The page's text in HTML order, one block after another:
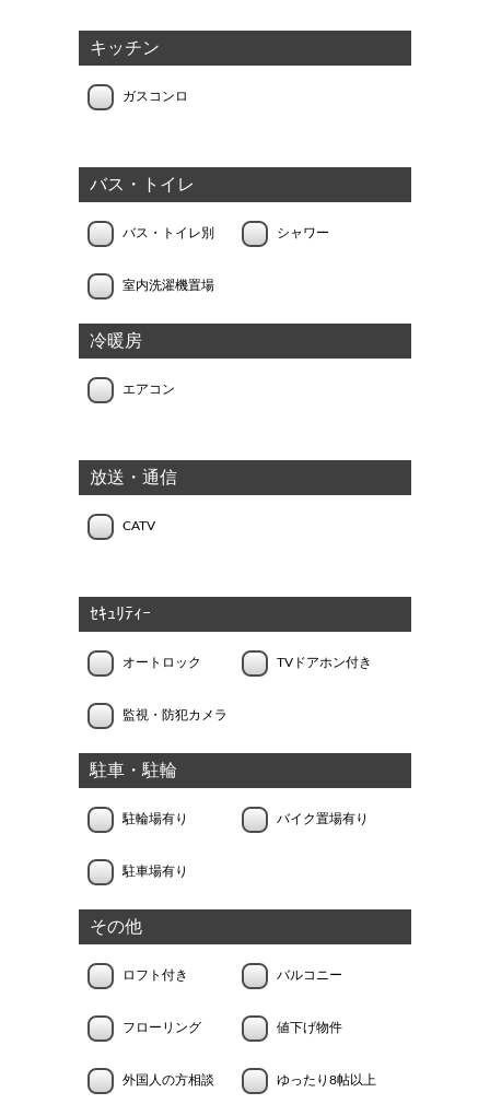
キッチン
ガスコンロ
バス・トイレ
バス・トイレ別 シャワー
室内洗濯機置場
冷暖房
エアコン
放送・通信
CATV
ｾｷｭﾘﾃｨｰ
オートロック TVドアホン付き
監視・防犯カメラ
駐車・駐輪
駐輪場有り バイク置場有り
駐車場有り
その他
ロフト付き バルコニー
フローリング 値下げ物件
外国人の方相談 ゆったり8帖以上